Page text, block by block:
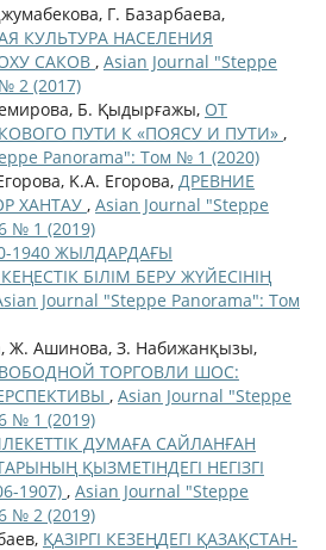
Г. Базарбаева,
КУЛЬТУРА НАСЕЛЕНИЯ
САКОВ , Asian Journal "Steppe
2 (2017)
Б. Қыдырғажы, ОТ
ПУТИ К «ПОЯСУ И ПУТИ» ,
Panorama": Том № 1 (2020)
K.A. Егорова, ДРЕВНИЕ
ХАНТАУ , Asian Journal "Steppe
№ 1 (2019)
1940 ЖЫЛДАРДАҒЫ
БІЛІМ БЕРУ ЖҮЙЕСІНІҢ
Journal "Steppe Panorama": Том
Ж. Ашинова, З. Набижанқызы,
ТОРГОВЛИ ШОС:
, Asian Journal "Steppe
№ 1 (2019)
ДУМАҒА САЙЛАНҒАН
ҚЫЗМЕТІНДЕГІ НЕГІЗГІ
1907) , Asian Journal "Steppe
№ 2 (2019)
ҚАЗІРГІ КЕЗЕҢДЕГІ ҚАЗАҚСТАН-